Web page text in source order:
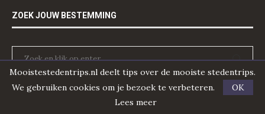
ZOEK JOUW BESTEMMING
POPULAIRE ARTIKELEN
Mooistestedentrips.nl deelt tips over de mooiste stedentrips.
We gebruiken cookies om je bezoek te verbeteren.
OK
Lees meer